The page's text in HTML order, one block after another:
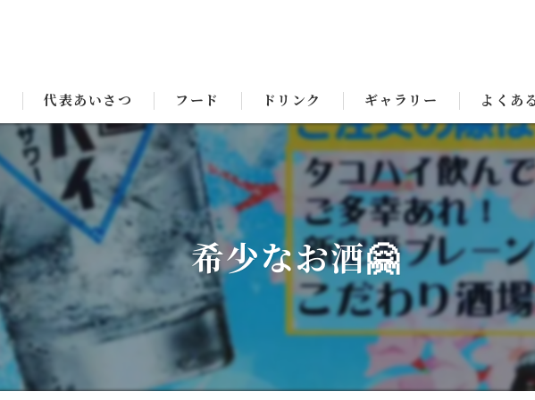
代表あいさつ フード ドリンク ギャラリー よくあ
希少なお酒🤗